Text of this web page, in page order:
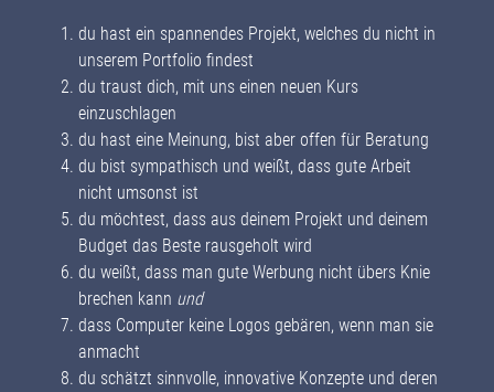
du hast ein spannendes Projekt, welches du nicht in
unserem Portfolio findest
du traust dich, mit uns einen neuen Kurs
einzuschlagen
du hast eine Meinung, bist aber offen für Beratung
du bist sympathisch und weißt, dass gute Arbeit
nicht umsonst ist
du möchtest, dass aus deinem Projekt und deinem
Budget das Beste rausgeholt wird
du weißt, dass man gute Werbung nicht übers Knie
brechen kann und
dass Computer keine Logos gebären, wenn man sie
anmacht
du schätzt sinnvolle, innovative Konzepte und deren